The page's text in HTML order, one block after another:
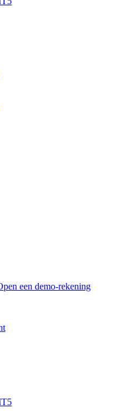
een demo-rekening